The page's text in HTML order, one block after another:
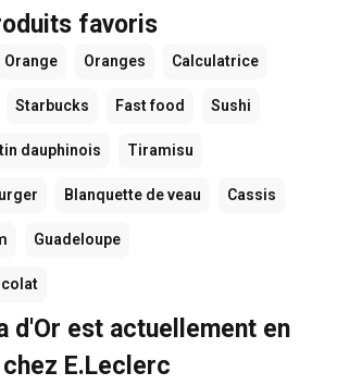
favoris
Orange Oranges Calculatrice
Starbucks Fast food Sushi
dauphinois Tiramisu
Blanquette de veau Cassis
Guadeloupe
d'Or est actuellement en
E.Leclerc